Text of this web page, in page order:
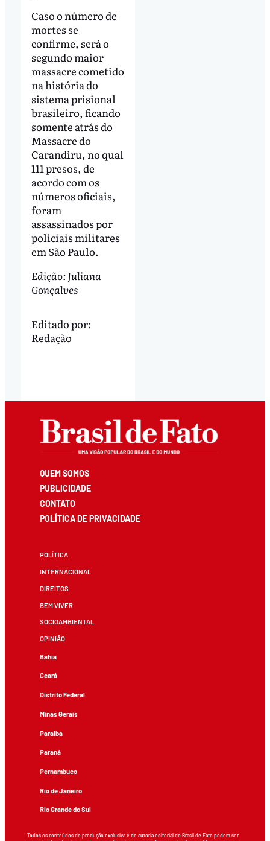
Caso o número de
mortes se
confirme, será o
segundo maior
massacre cometido
na história do
sistema prisional
brasileiro, ficando
somente atrás do
Massacre do
Carandiru, no qual
111 presos, de
acordo com os
números oficiais,
foram
assassinados por
policiais militares
em São Paulo.
Edição: Juliana
Gonçalves
Editado por:
Redação
QUEM SOMOS
PUBLICIDADE
CONTATO
POLÍTICA DE PRIVACIDADE
POLÍTICA
INTERNACIONAL
DIREITOS
BEM VIVER
SOCIOAMBIENTAL
OPINIÃO
Bahia
Ceará
Distrito Federal
Minas Gerais
Paraíba
Paraná
Pernambuco
Rio de Janeiro
Rio Grande do Sul
Todos os conteúdos de produção exclusiva e de autoria editorial do Brasil de Fato podem ser